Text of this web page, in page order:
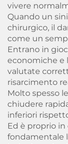
vivere
Quando un
chirurgico, il
come un
Entrano in
economiche e
valutate
risarcimento
Molto spesso
chiudere
inferiori
Ed è proprio
fondamentale